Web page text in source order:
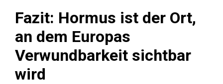
Fazit: Hormus ist der Ort,
an dem Europas
Verwundbarkeit sichtbar
wird